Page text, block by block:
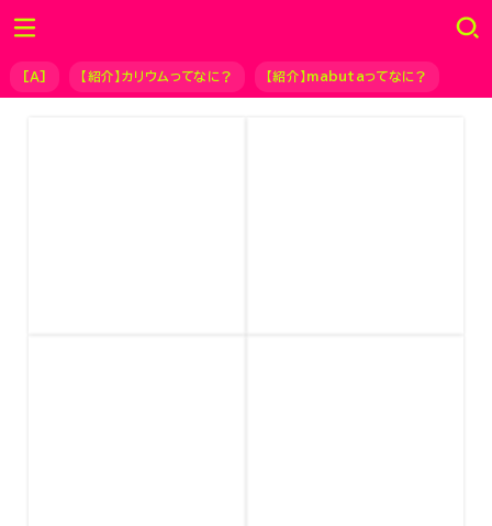
[Ａ] 【紹介】カリウムってなに？ 【紹介】mabutaってなに？